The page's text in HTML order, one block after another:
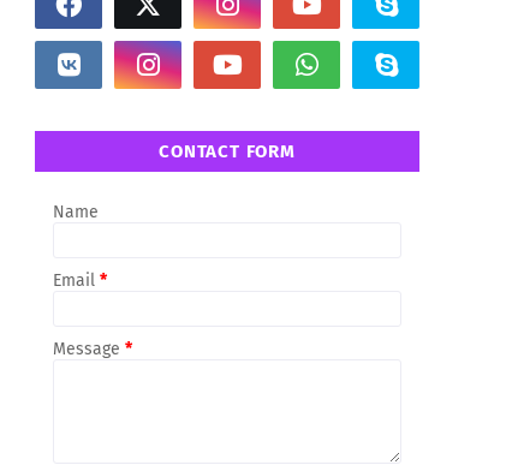
CONTACT FORM
Name
Email *
Message *